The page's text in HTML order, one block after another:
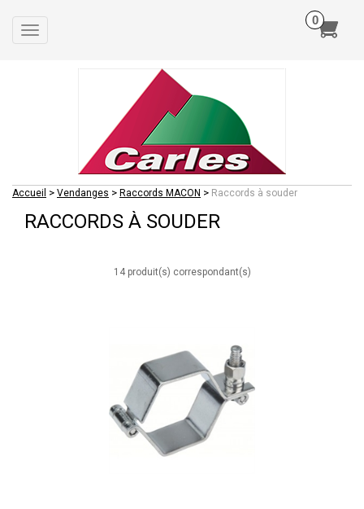
Toggle
navigation
Accueil > Vendanges > Raccords MACON > Raccords à souder
RACCORDS À SOUDER
14 produit(s) correspondant(s)